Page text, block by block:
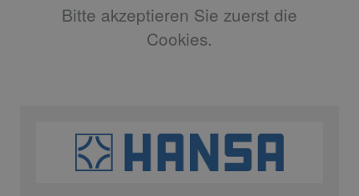
Bitte akzeptieren Sie zuerst die
Cookies.